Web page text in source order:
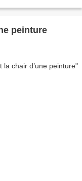
peinture